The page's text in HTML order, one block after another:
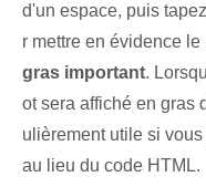
d'un espace, puis
r mettre en évidence
gras ‌important.
ot sera affiché en gras
ulièrement⁢ utile⁢ si
au lieu du code HTML⁢.